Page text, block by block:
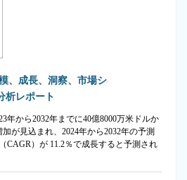
、成長、洞察、市場シ
析レポート
年から2032年までに40億8000万米ドルか
が見込まれ、2024年から2032年の予測
CAGR）が 11.2％で成長すると予測され